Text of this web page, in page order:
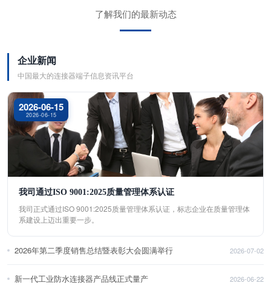
了解我们的最新动态
企业新闻
中国最大的连接器端子信息资讯平台
2026-06-15
2026-06-15
我司通过ISO 9001:2025质量管理体系认证
我司正式通过ISO 9001:2025质量管理体系认证，标志企业在质量管理体
系建设上迈出重要一步。
2026年第二季度销售总结暨表彰大会圆满举行 2026-07-02
新一代工业防水连接器产品线正式量产 2026-06-22